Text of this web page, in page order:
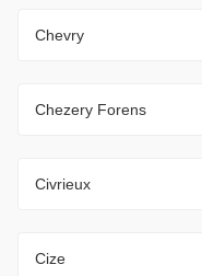
Chevry
Chezery Forens
Civrieux
Cize